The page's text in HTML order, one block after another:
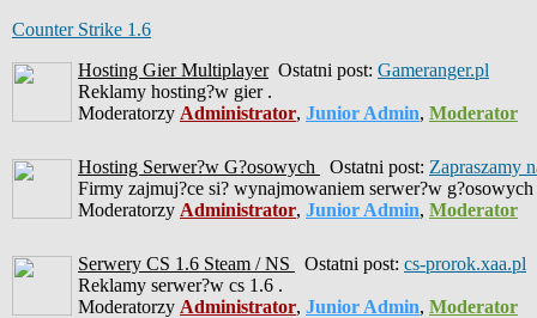
Counter Strike 1.6
Hosting Gier MultiplayerOstatni post: Gameranger.pl
Reklamy hosting?w gier .
Moderatorzy Administrator, Junior Admin, Moderator
Hosting Serwer?w G?osowych Ostatni post: Zapraszamy
Firmy zajmuj?ce si? wynajmowaniem serwer?w g?osowych
Moderatorzy Administrator, Junior Admin, Moderator
Serwery CS 1.6 Steam / NS Ostatni post: cs-prorok.xaa.pl
Reklamy serwer?w cs 1.6 .
Moderatorzy Administrator, Junior Admin, Moderator